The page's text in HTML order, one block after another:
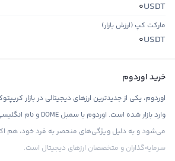
USDT
0
مارکت کپ (ارزش بازار)
USDT
0
خرید اوردوم
اوردوم، یکی از جدیدترین ارزهای دیجیتالی در بازار
می‌شود و به دلیل ویژگی‌های منحصر به فرد خود، هم
سرمایه‌گذاران و متخصصان ارزهای دیجیتال است.